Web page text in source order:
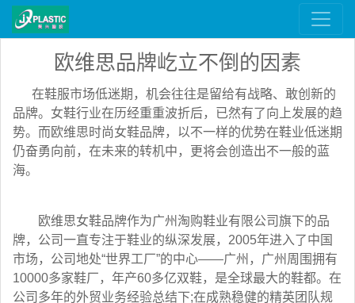
欧维思品牌屹立不倒的因素
在鞋服市场低迷期，机会往往是留给有战略、敢创新的
品牌。女鞋行业在历经重重波折后，已然有了向上发展的趋
势。而欧维思时尚女鞋品牌，以不一样的优势在鞋业低迷期
仍奋勇向前，在未来的转机中，更将会创造出不一般的蓝
海。
欧维思女鞋品牌作为广州淘购鞋业有限公司旗下的品
牌，公司一直专注于鞋业的纵深发展，2005年进入了中国
市场，公司地处“世界工厂”的中心——广州，广州周围拥有
10000多家鞋厂，年产60多亿双鞋，是全球最大的鞋都。在
公司多年的外贸业务经验总结下;在成熟稳健的精英团队规